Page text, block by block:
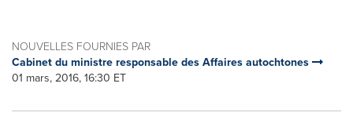
NOUVELLES FOURNIES PAR
Cabinet du ministre responsable des Affaires autochtones
01 mars, 2016, 16:30 ET